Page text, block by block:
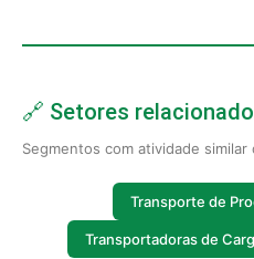
🔗 Setores
Segmentos com atividade
Transporte de
Transportadoras de